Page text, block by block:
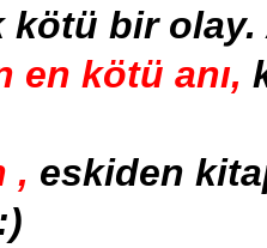
kötü bir
en kötü anı,
, eskiden